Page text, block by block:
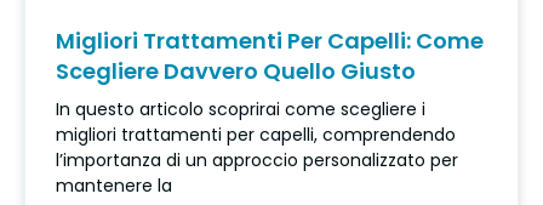
Migliori Trattamenti Per Capelli: Come
Scegliere Davvero Quello Giusto
In questo articolo scoprirai come scegliere i
migliori trattamenti per capelli, comprendendo
l’importanza di un approccio personalizzato per
mantenere la